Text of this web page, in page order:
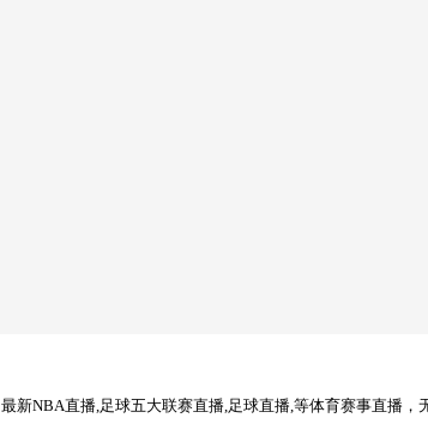
NBA直播,足球五大联赛直播,足球直播,等体育赛事直播，